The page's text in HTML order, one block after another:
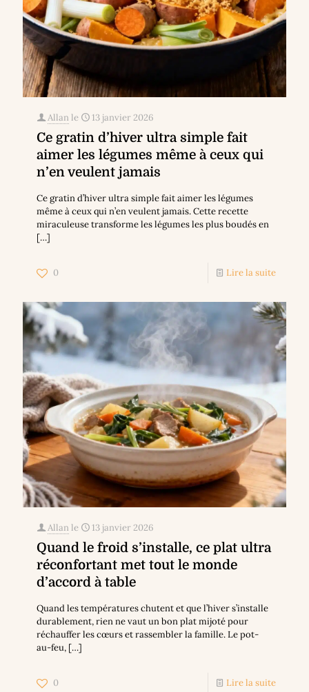
Allan le 13 janvier 2026
Ce gratin d’hiver ultra simple fait
aimer les légumes même à ceux qui
n’en veulent jamais
Ce gratin d’hiver ultra simple fait aimer les légumes
même à ceux qui n’en veulent jamais. Cette recette
miraculeuse transforme les légumes les plus boudés en
[…]
0 Lire la suite
Allan le 13 janvier 2026
Quand le froid s’installe, ce plat ultra
réconfortant met tout le monde
d’accord à table
Quand les températures chutent et que l’hiver s’installe
durablement, rien ne vaut un bon plat mijoté pour
réchauffer les cœurs et rassembler la famille. Le pot-
au-feu, […]
0 Lire la suite